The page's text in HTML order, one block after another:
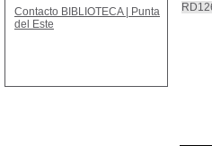
Contacto BIBLIOTECA | Punta
del Este